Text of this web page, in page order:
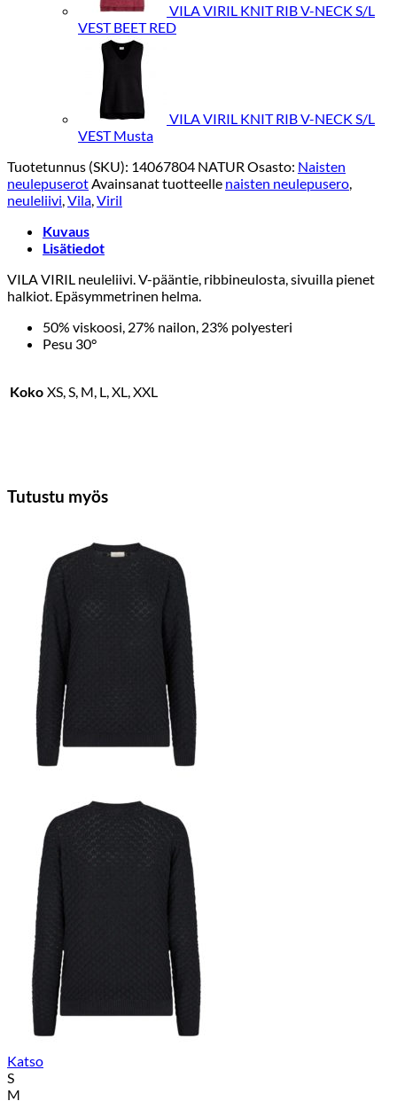
VILA VIRIL KNIT RIB V-NECK S/L
VEST BEET RED
VILA VIRIL KNIT RIB V-NECK S/L
VEST Musta
Tuotetunnus (SKU): 14067804 NATUR Osasto: Naisten
neulepuserotAvainsanat tuotteelle naisten neulepusero,
neuleliivi,Vila,Viril
Kuvaus
Lisätiedot
VILA VIRIL neuleliivi. V-pääntie, ribbineulosta, sivuilla pienet
halkiot. Epäsymmetrinen helma.
50% viskoosi, 27% nailon, 23% polyesteri
Pesu 30°
Koko XS, S, M, L, XL, XXL
Tutustu myös
Katso
S
M